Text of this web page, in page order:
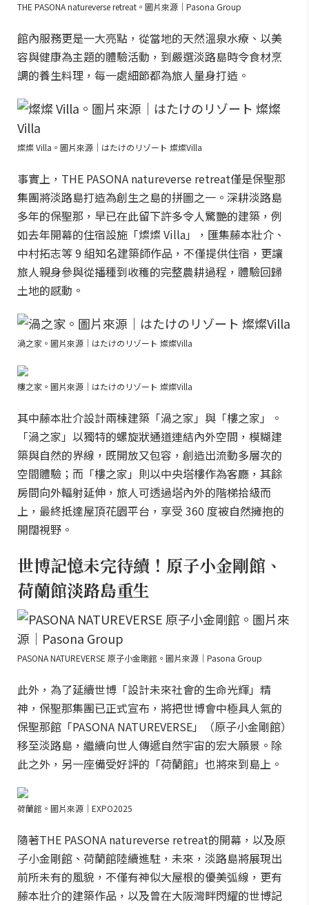
THE PASONA natureverse retreat。圖片來源｜Pasona Group
館內服務更是一大亮點，從當地的天然溫泉水療、以美
容與健康為主題的體驗活動，到嚴選淡路島時令食材烹
調的養生料理，每一處細節都為旅人量身打造。
燦燦 Villa。圖片來源｜はたけのリゾート 燦燦Villa
事實上，THE PASONA natureverse retreat僅是保聖那
集團將淡路島打造為創生之島的拼圖之一。深耕淡路島
多年的保聖那，早已在此留下許多令人驚艷的建築，例
如去年開幕的住宿設施「燦燦 Villa」，匯集藤本壯介、
中村拓志等 9 組知名建築師作品，不僅提供住宿，更讓
旅人親身參與從播種到收穫的完整農耕過程，體驗回歸
土地的感動。
渦之家。圖片來源｜はたけのリゾート 燦燦Villa
樓之家。圖片來源｜はたけのリゾート 燦燦Villa
其中藤本壯介設計兩棟建築「渦之家」與「樓之家」。
「渦之家」以獨特的螺旋狀通道連結內外空間，模糊建
築與自然的界線，既開放又包容，創造出流動多層次的
空間體驗；而「樓之家」則以中央塔樓作為客廳，其餘
房間向外輻射延伸，旅人可透過塔內外的階梯拾級而
上，最終抵達屋頂花園平台，享受 360 度被自然擁抱的
開闊視野。
世博記憶未完待續！原子小金剛館、
荷蘭館淡路島重生
PASONA NATUREVERSE 原子小金剛館。圖片來源｜Pasona Group
此外，為了延續世博「設計未來社會的生命光輝」精
神，保聖那集團已正式宣布，將把世博會中極具人氣的
保聖那館「PASONA NATUREVERSE」（原子小金剛館）
移至淡路島，繼續向世人傳遞自然宇宙的宏大願景。除
此之外，另一座備受好評的「荷蘭館」也將來到島上。
荷蘭館。圖片來源｜EXPO2025
隨著THE PASONA natureverse retreat的開幕，以及原
子小金剛館、荷蘭館陸續進駐，未來，淡路島將展現出
前所未有的風貌，不僅有神似大屋根的優美弧線，更有
藤本壯介的建築作品，以及曾在大阪灣畔閃耀的世博記